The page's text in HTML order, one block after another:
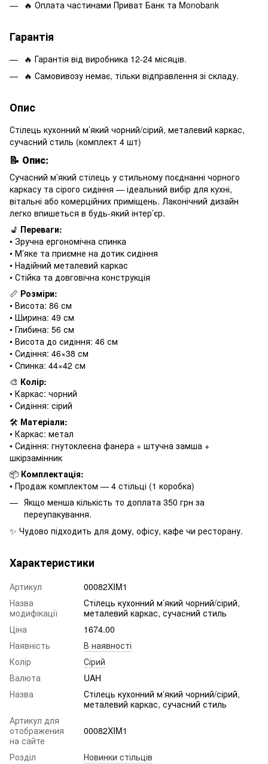
🔥 Оплата частинами Приват Банк та Monobank
Гарантія
🔥 Гарантія від виробника 12-24 місяців.
🔥 Самовивозу немає, тільки відправлення зі складу.
Опис
Стілець кухонний м’який чорний/сірий, металевий каркас,
сучасний стиль (комплект 4 шт)
📝 Опис:
Сучасний м’який стілець у стильному поєднанні чорного
каркасу та сірого сидіння — ідеальний вибір для кухні,
вітальні або комерційних приміщень. Лаконічний дизайн
легко впишеться в будь-який інтер’єр.
💺 Переваги:
• Зручна ергономічна спинка
• М’яке та приємне на дотик сидіння
• Надійний металевий каркас
• Стійка та довговічна конструкція
📏 Розміри:
• Висота: 86 см
• Ширина: 49 см
• Глибина: 56 см
• Висота до сидіння: 46 см
• Сидіння: 46×38 см
• Спинка: 44×42 см
🎨 Колір:
• Каркас: чорний
• Сидіння: сірий
🛠 Матеріали:
• Каркас: метал
• Сидіння: гнутоклеєна фанера + штучна замша +
шкірзамінник
📦 Комплектація:
• Продаж комплектом — 4 стільці (1 коробка)
Якщо менша кількість то доплата 350 грн за
переупакування.
✨ Чудово підходить для дому, офісу, кафе чи ресторану.
Характеристики
Артикул
00082XIM1
Назва
модифікації
Стілець кухонний м’який чорний/сірий,
металевий каркас, сучасний стиль
Ціна
1674.00
Наявність
В наявності
Колір
Сірий
Валюта
UAH
Назва
Стілець кухонний м’який чорний/сірий,
металевий каркас, сучасний стиль
Артикул для
отображения
на сайте
00082XIM1
Розділ
Новинки стільців